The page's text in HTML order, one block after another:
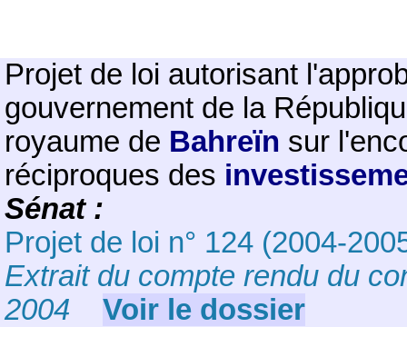
Projet de loi autorisant
gouvernement de la
royaume de Bahreïn sur
réciproques des
Sénat :
Projet de loi n° 124 (2004-
Extrait du compte rendu du
2004
Voir le dossier